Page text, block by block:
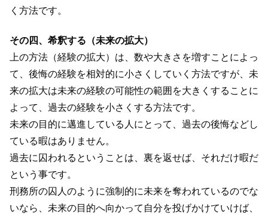
く方法です。
その四、希釈する（未来の拡大）
上の方法（経験の拡大）は、数や大きさを増すことによっ
て、後悔の経験を相対的に小さくしていく方法ですが、未
来の拡大は未来の経験の可能性の範囲を大きくすることに
よって、過去の経験を小さくする方法です。
未来の目的に邁進している人にとって、過去の後悔などし
ている暇はありません。
過去に囚われるということは、裏を返せば、それだけ暇だ
という事です。
刑務所の囚人のように強制的に未来を奪われているのでな
いなら、未来の目的へ向かって自分を投げかけていけば、